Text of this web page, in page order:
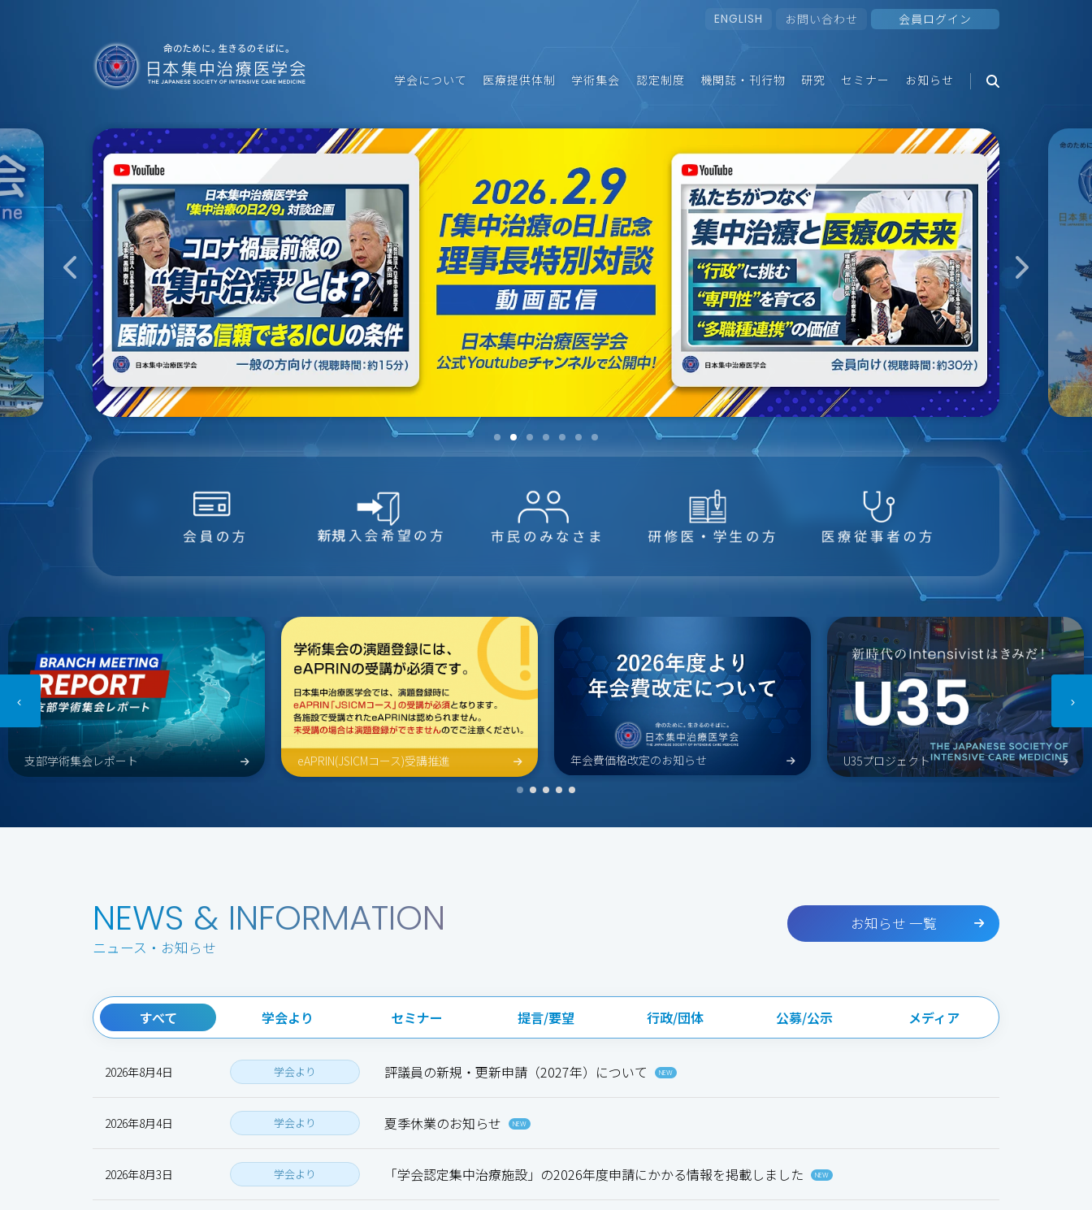
ENGLISH お問い合わせ 会員ログイン
学会について 医療提供体制 学術集会 認定制度 機関誌・刊行物 研究 セミナー お知らせ
支部学術集会レポート eAPRIN(JSICMコース)受講推進 年会費価格改定のお知らせ U35プロジェクト
NEWS & INFORMATION
ニュース・お知らせ
お知らせ 一覧
すべて 学会より セミナー 提言/要望 行政/団体 公募/公示 メディア
2026年8月4日 学会より 評議員の新規・更新申請（2027年）について NEW
2026年8月4日 学会より 夏季休業のお知らせ NEW
2026年8月3日 学会より 「学会認定集中治療施設」の2026年度申請にかかる情報を掲載しました NEW